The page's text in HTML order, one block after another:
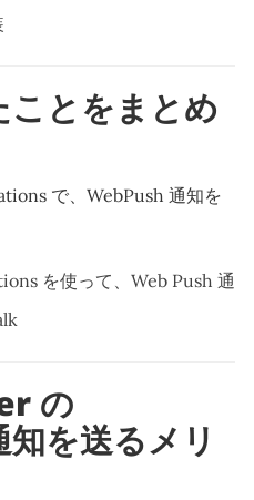
とをまとめ
で、WebPush 通知を
を使って、Web Push 通
の
を送るメリ